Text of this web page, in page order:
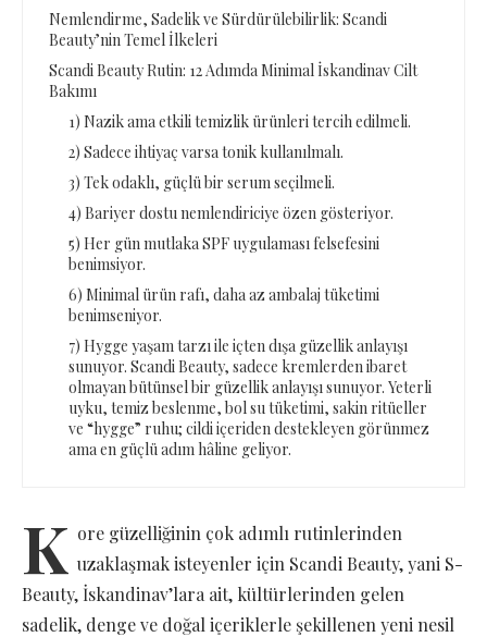
Nemlendirme, Sadelik ve Sürdürülebilirlik: Scandi
Beauty’nin Temel İlkeleri
Scandi Beauty Rutin: 12 Adımda Minimal İskandinav Cilt
Bakımı
1) Nazik ama etkili temizlik ürünleri tercih edilmeli.
2) Sadece ihtiyaç varsa tonik kullanılmalı.
3) Tek odaklı, güçlü bir serum seçilmeli.
4) Bariyer dostu nemlendiriciye özen gösteriyor.
5) Her gün mutlaka SPF uygulaması felsefesini
benimsiyor.
6) Minimal ürün rafı, daha az ambalaj tüketimi
benimseniyor.
7) Hygge yaşam tarzı ile içten dışa güzellik anlayışı
sunuyor. Scandi Beauty, sadece kremlerden ibaret
olmayan bütünsel bir güzellik anlayışı sunuyor. Yeterli
uyku, temiz beslenme, bol su tüketimi, sakin ritüeller
ve “hygge” ruhu; cildi içeriden destekleyen görünmez
ama en güçlü adım hâline geliyor.
K ore güzelliğinin çok adımlı rutinlerinden
uzaklaşmak isteyenler için Scandi Beauty, yani S-
Beauty, İskandinav’lara ait, kültürlerinden gelen
sadelik, denge ve doğal içeriklerle şekillenen yeni nesil